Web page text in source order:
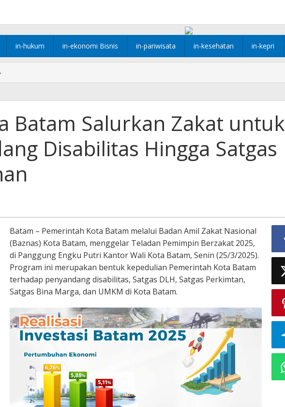
in-hukum in-ekonomi Bisnis in-pariwisata in-kesehatan in-kepri
Kota
Salurkan
untuk
Penyandang
Disabilitas
Hingga
Kebersihan
Batam Salurkan Zakat untuk
Disabilitas Hingga Satgas
Batam – Pemerintah Kota Batam melalui Badan Amil Zakat Nasional
(Baznas) Kota Batam, menggelar Teladan Pemimpin Berzakat 2025,
di Panggung Engku Putri Kantor Wali Kota Batam, Senin (25/3/2025).
Program ini merupakan bentuk kepedulian Pemerintah Kota Batam
terhadap penyandang disabilitas, Satgas DLH, Satgas Perkimtan,
Satgas Bina Marga, dan UMKM di Kota Batam.